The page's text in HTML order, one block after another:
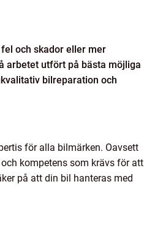
och skador eller mer
arbetet utfört på bästa möjliga
bilreparation och
för alla bilmärken. Oavsett
kompetens som krävs för att
på att din bil hanteras med